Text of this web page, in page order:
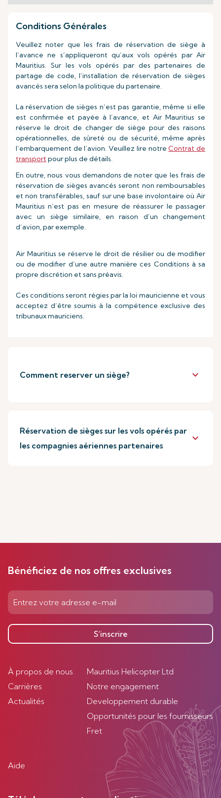
Conditions Générales
Veuillez noter que les frais de réservation de siège à
l’avance ne s’appliqueront qu’aux vols opérés par Air
Mauritius. Sur les vols opérés par des partenaires de
partage de code, l’installation de réservation de sièges
avancés sera selon la politique du partenaire.
La réservation de sièges n’est pas garantie, même si elle
est confirmée et payée à l’avance, et Air Mauritius se
réserve le droit de changer de siège pour des raisons
opérationnelles, de sûreté ou de sécurité, même après
l’embarquement de l’avion. Veuillez lire notreContrat de
transportpour plus de détails.
En outre, nous vous demandons de noter que les frais de
réservation de sièges avancés seront non remboursables
et non transférables, sauf sur une base involontaire où Air
Mauritius n’est pas en mesure de réassurer le passager
avec un siège similaire, en raison d’un changement
d’avion, par exemple.
Air Mauritius se réserve le droit de résilier ou de modifier
ou de modifier d’une autre manière ces Conditions à sa
propre discrétion et sans préavis.
Ces conditions seront régies par la loi mauricienne et vous
acceptez d’être soumis à la compétence exclusive des
tribunaux mauriciens.
Comment reserver un siège? keyboard_arrow_down
Réservation de sièges sur les vols opérés par
les compagnies aériennes partenaires
keyboard_arrow_down
Bénéficiez de nos offres exclusives
S’inscrire
À propos de nous
Carrières
Actualités
Mauritius Helicopter Ltd
Notre engagement
Developpement durable
Opportunités pour les fournisseurs
Fret
Aide